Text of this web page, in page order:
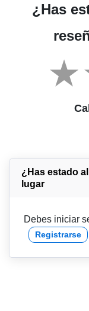
¿Has
¿Has estado
lugar
Debes iniciar
Registrarse